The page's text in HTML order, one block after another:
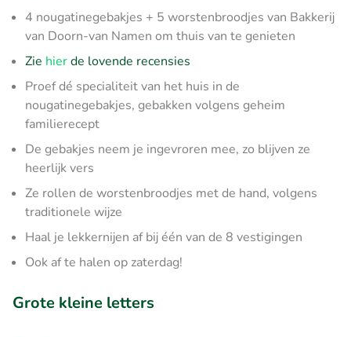
4 nougatinegebakjes + 5 worstenbroodjes van Bakkerij
van Doorn-van Namen om thuis van te genieten
Zie hierde lovende recensies
Proef dé specialiteit van het huis in de
nougatinegebakjes, gebakken volgens geheim
familierecept
De gebakjes neem je ingevroren mee, zo blijven ze
heerlijk vers
Ze rollen de worstenbroodjes met de hand, volgens
traditionele wijze
Haal je lekkernijen af bij één van de 8 vestigingen
Ook af te halen op zaterdag!
Grote kleine letters